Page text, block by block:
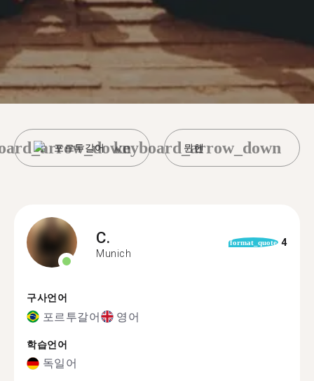
포르투갈어 뮌헨
keyboard_arrow_down
C.
Munich
format_quote 4
구사언어
포르투갈어 영어
학습언어
독일어